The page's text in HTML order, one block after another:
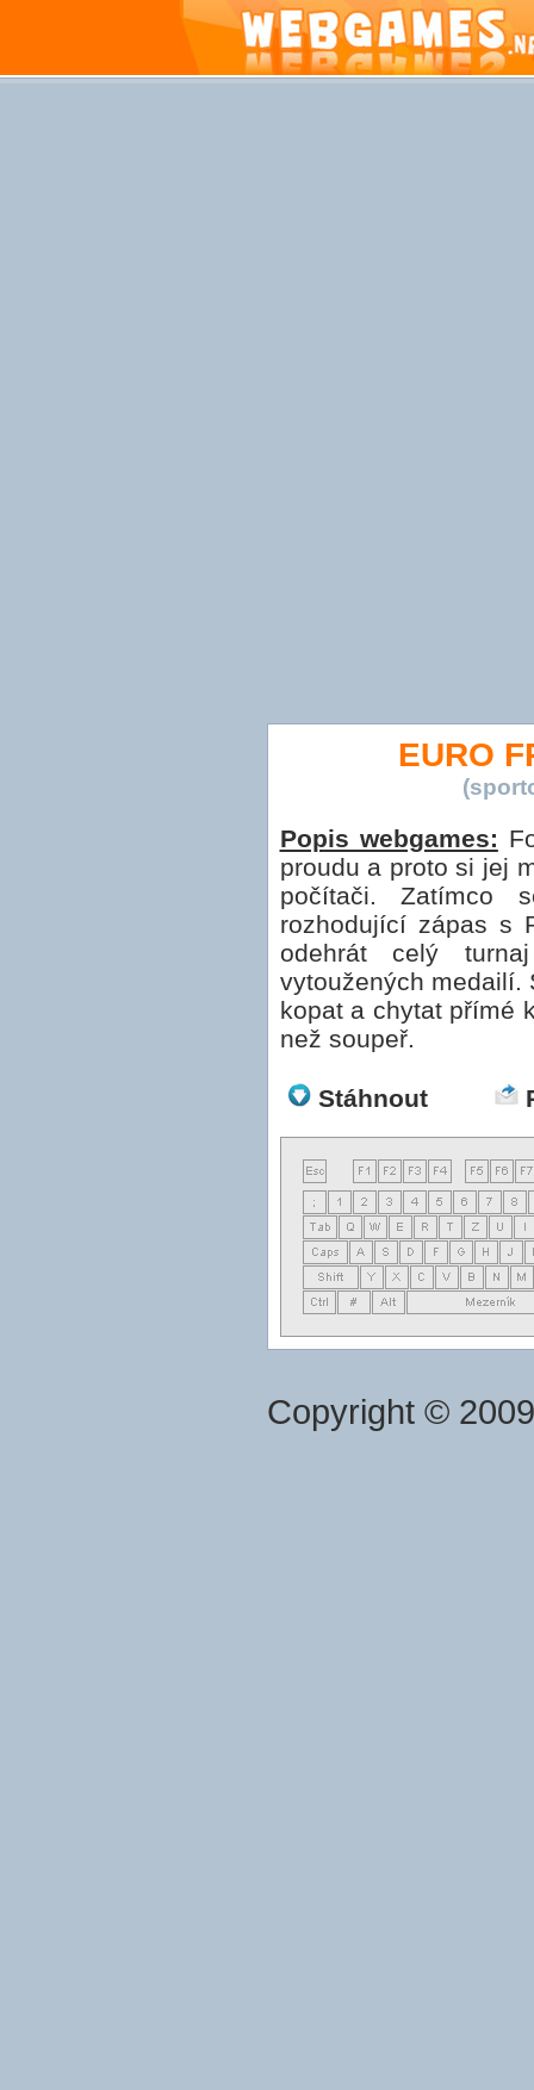
EURO
Popis webgames:
proudu a proto si jej
počítači. Zatímco
rozhodující zápas s
odehrát celý
vytoužených medailí.
kopat a chytat přímé
než soupeř.
Stáhnout
Copyright ©